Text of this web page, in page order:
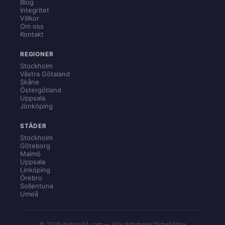
Blog
Integritet
Villkor
Om oss
Kontakt
REGIONER
Stockholm
Västra Götaland
Skåne
Östergötland
Uppsala
Jönköping
STÄDER
Stockholm
Göteborg
Malmö
Uppsala
Linköping
Örebro
Sollentuna
Umeå